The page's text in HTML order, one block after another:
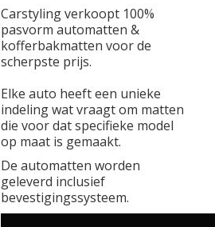
Carstyling verkoopt 100%
pasvorm automatten &
kofferbakmatten voor de
scherpste prijs.
Elke auto heeft een unieke
indeling wat vraagt om matten
die voor dat specifieke model
op maat is gemaakt.
De automatten worden
geleverd inclusief
bevestigingssysteem.